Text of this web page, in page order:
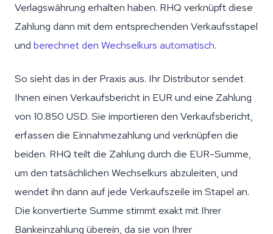
Verlagswährung erhalten haben. RHQ verknüpft diese
Zahlung dann mit dem entsprechenden Verkaufsstapel
und berechnet den Wechselkurs automatisch.
So sieht das in der Praxis aus. Ihr Distributor sendet
Ihnen einen Verkaufsbericht in EUR und eine Zahlung
von 10.850 USD. Sie importieren den Verkaufsbericht,
erfassen die Einnahmezahlung und verknüpfen die
beiden. RHQ teilt die Zahlung durch die EUR-Summe,
um den tatsächlichen Wechselkurs abzuleiten, und
wendet ihn dann auf jede Verkaufszeile im Stapel an.
Die konvertierte Summe stimmt exakt mit Ihrer
Bankeinzahlung überein, da sie von Ihrer